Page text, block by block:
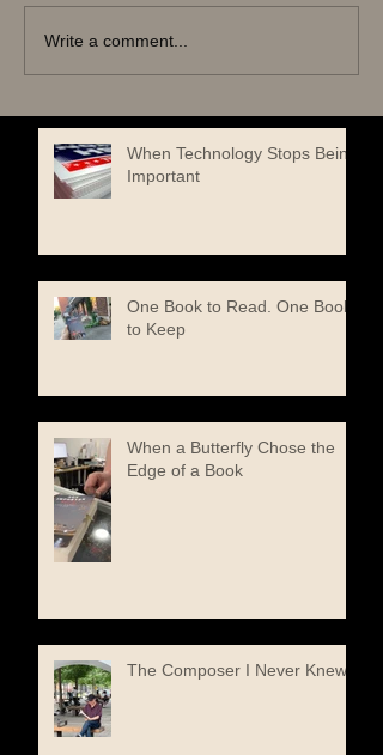
Write a comment...
When Technology Stops Being
Important
One Book to Read. One Book
to Keep
When a Butterfly Chose the
Edge of a Book
The Composer I Never Knew